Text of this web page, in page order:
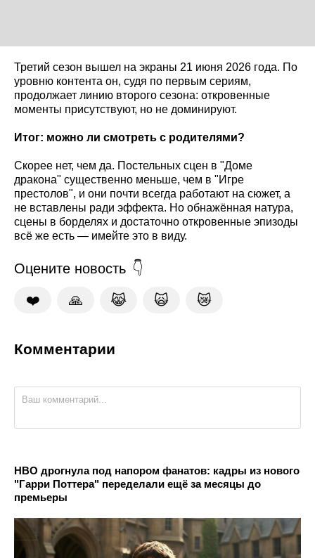
Третий сезон вышел на экраны 21 июня 2026 года. По
уровню контента он, судя по первым сериям,
продолжает линию второго сезона: откровенные
моменты присутствуют, но не доминируют.
Итог: можно ли смотреть с родителями?
Скорее нет, чем да. Постельных сцен в "Доме
дракона" существенно меньше, чем в "Игре
престолов", и они почти всегда работают на сюжет, а
не вставлены ради эффекта. Но обнажённая натура,
сцены в борделях и достаточно откровенные эпизоды
всё же есть — имейте это в виду.
Оцените новость
❤️ 🙏 😹 🙀 😿
Комментарии
HBO дрогнула под напором фанатов: кадры из нового
"Гарри Поттера" переделали ещё за месяцы до
премьеры